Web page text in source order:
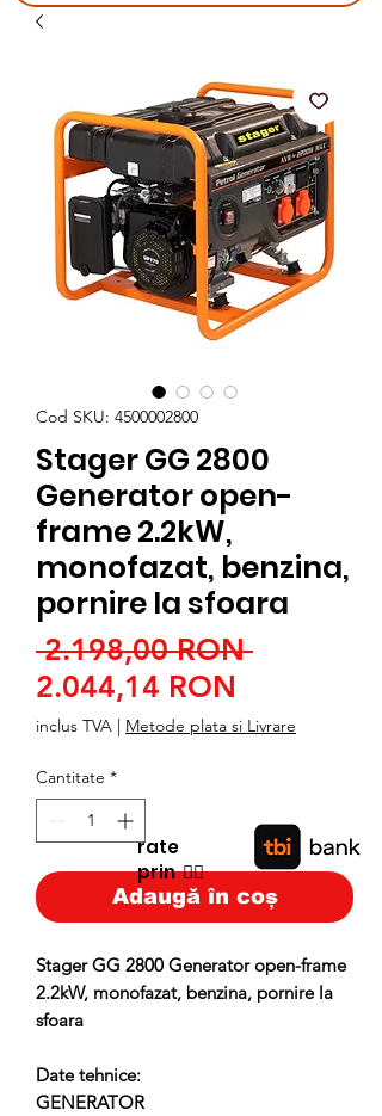
Cod SKU: 4500002800
Stager GG 2800
Generator open-
frame 2.2kW,
monofazat, benzina,
pornire la sfoara
2.198,00 RON Preț
2.044,14 RON
redus
inclus TVA | Metode plata si Livrare
Cantitate *
Adaugă în coș
Stager GG 2800 Generator open-frame
2.2kW, monofazat, benzina, pornire la
sfoara
Date tehnice:
GENERATOR
rate
prin👉🏿